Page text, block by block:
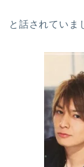
と話されていま